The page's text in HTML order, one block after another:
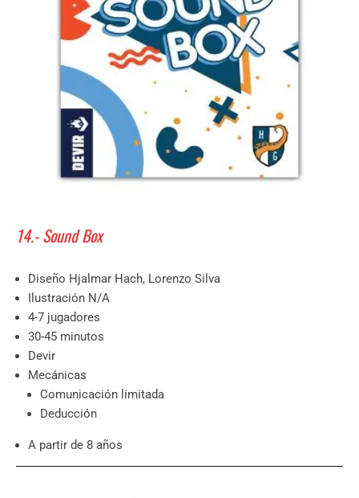
14.- Sound Box
Diseño Hjalmar Hach, Lorenzo Silva
Ilustración N/A
4-7 jugadores
30-45 minutos
Devir
Mecánicas
Comunicación limitada
Deducción
A partir de 8 años